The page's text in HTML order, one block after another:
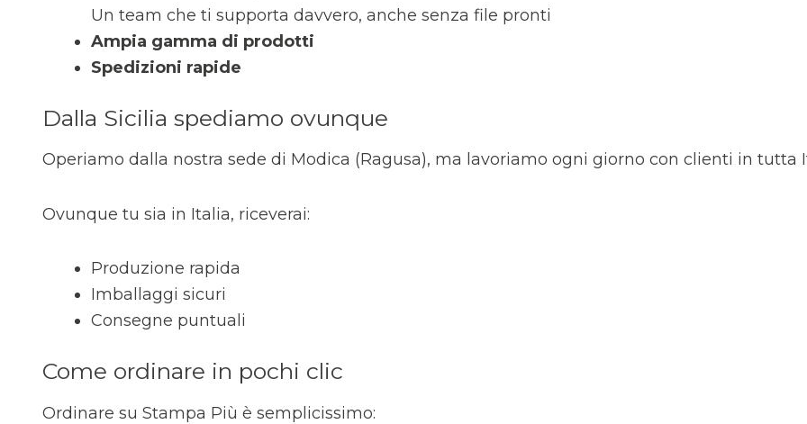
Un team che ti supporta davvero, anche senza file pronti
Ampia gamma di prodotti
Spedizioni rapide
Dalla Sicilia spediamo ovunque
Operiamo dalla nostra sede di Modica (Ragusa), ma lavoriamo ogni giorno con clienti in tutta
Ovunque tu sia in Italia, riceverai:
Produzione rapida
Imballaggi sicuri
Consegne puntuali
Come ordinare in pochi clic
Ordinare su Stampa Più è semplicissimo: